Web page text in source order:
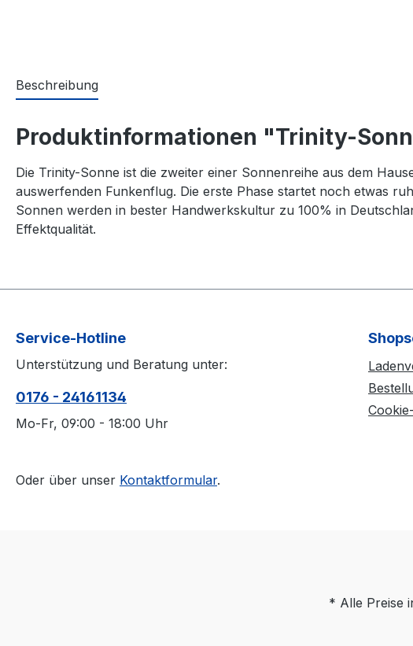
Beschreibung
Produktinformationen "Trinity-
Die Trinity-Sonne ist die zweiter einer Sonnenreihe aus dem
auswerfenden Funkenflug. Die erste Phase startet noch etwas
Sonnen werden in bester Handwerkskultur zu 100% in
Effektqualität.
Service-Hotline
Unterstützung und Beratung unter:
0176 - 24161134
Mo-Fr, 09:00 - 18:00 Uhr
Oder über unser Kontaktformular.
* Alle Preise